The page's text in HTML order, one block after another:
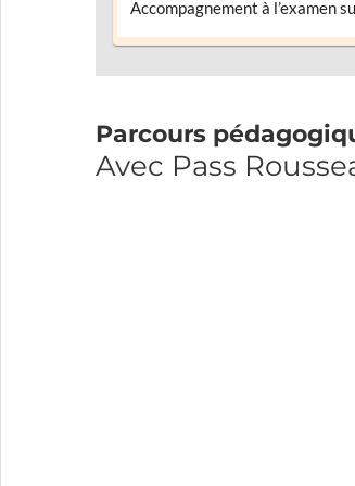
Accompagnement à l’examen
Parcours
Avec Pass